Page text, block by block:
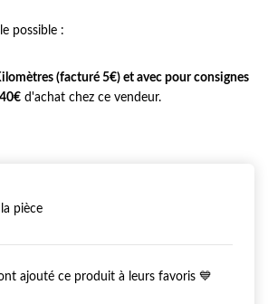
possible :
(facturé 5€) et avec pour consignes
40€ d'achat chez ce vendeur.
la pièce
ajouté ce produit à leurs favoris 💙